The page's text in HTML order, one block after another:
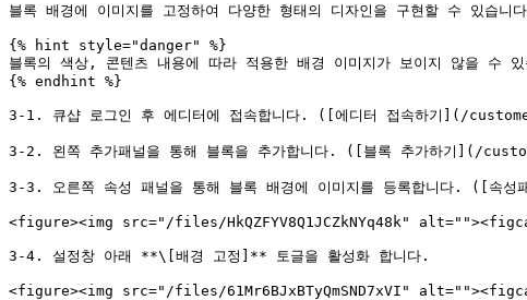
블록 배경에 이미지를 고정하여 다양한 형태의 디자인을 구현할 수 있습니
{% hint style="danger" %}
블록의 색상, 콘텐츠 내용에 따라 적용한 배경 이미지가 보이지 않을 수 있
{% endhint %}
3-1. 큐샵 로그인 후 에디터에 접속합니다. ([에디터 접속하기](/
3-2. 왼쪽 추가패널을 통해 블록을 추가합니다. ([블록 추가하기](/
3-3. 오른쪽 속성 패널을 통해 블록 배경에 이미지를 등록합니다. ([
<figure><img src="/files/HkQZFYV8Q1JCZkNYq48k"
3-4. 설정창 아래 **\[배경 고정]** 토글을 활성화 합니다.
<figure><img src="/files/61Mr6BJxBTyQmSND7xVI"